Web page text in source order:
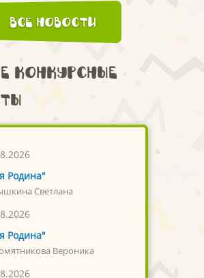
Все новости
конкурсные
Родина"
Светлана
Родина"
Вероника